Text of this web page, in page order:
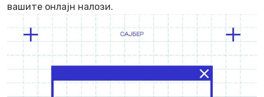
вашите онлајн налози.